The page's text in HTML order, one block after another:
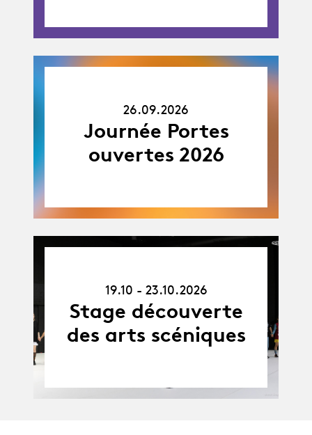
26.09.2026
Journée Portes
ouvertes 2026
19.10 - 23.10.2026
Stage découverte
des arts scéniques